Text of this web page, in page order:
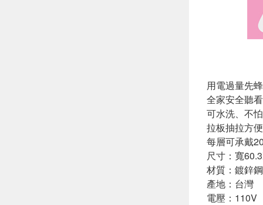
用電過量先
全家安全聽
可水洗、不
拉板抽拉方
每層可承戴
尺寸：寬
材質：鍍鋅
產地：台灣
電壓：110V